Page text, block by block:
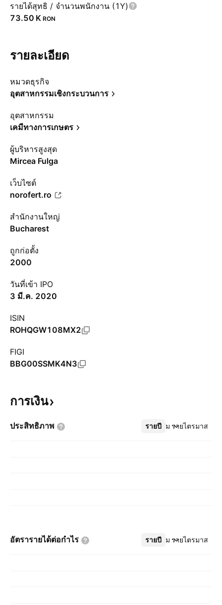
รายได้สุทธิ / จำนวนพนักงาน (1Y)
‪73.50 K‬ RON
รายละเอียด
หมวดธุรกิจ
อุตสาหกรรมเชิงกระบวนการ
อุตสาหกรรม
เคมีทางการเกษตร
ผู้บริหารสูงสุด
Mircea Fulga
เว็บไซต์
norofert.ro
สำนักงานใหญ่
Bucharest
ถูกก่อตั้ง
2000
วันที่เข้า IPO
3 มี.ค. 2020
ISIN
ROHQGW108MX2
FIGI
BBG00SSMK4N3
การเงิน
ประสิทธิภาพ รายปี รายไตรมาส
เพิ่มเติม
อัตรารายได้ต่อกำไร รายปี รายไตรมาส
เพิ่มเติม